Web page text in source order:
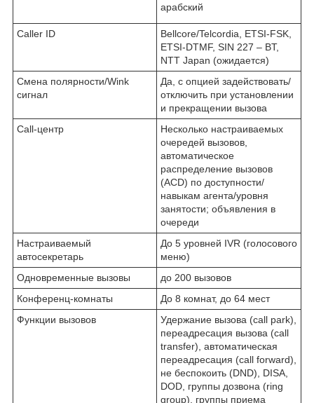
арабский
Caller ID
Bellcore/Telcordia, ETSI-FSK,
ETSI-DTMF, SIN 227 – BT,
NTT Japan (ожидается)
Смена полярности/Wink
сигнал
Да, с опцией задействовать/
отключить при установлении
и прекращении вызова
Call-центр
Несколько настраиваемых
очередей вызовов,
автоматическое
распределение вызовов
(ACD) по доступности/
навыкам агента/уровня
занятости; объявления в
очереди
Настраиваемый
автосекретарь
До 5 уровней IVR (голосового
меню)
Одновременные вызовы
до 200 вызовов
Конференц-комнаты
До 8 комнат, до 64 мест
Функции вызовов
Удержание вызова (call park),
переадресация вызова (call
transfer), автоматическая
переадресация (call forward),
не беспокоить (DND), DISA,
DOD, группы дозвона (ring
group), группы приема